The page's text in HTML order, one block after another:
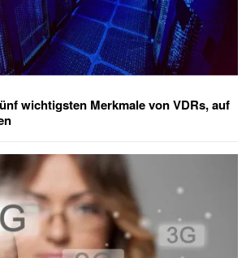
wichtigsten Merkmale von VDRs, auf